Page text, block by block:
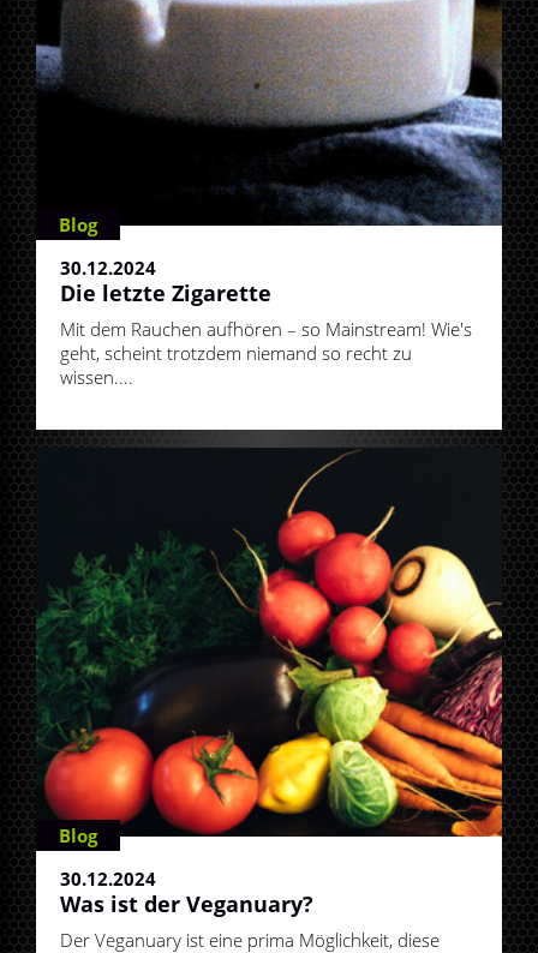
Blog
30.12.2024
Die letzte Zigarette
Mit dem Rauchen aufhören – so Mainstream! Wie's
geht, scheint trotzdem niemand so recht zu
wissen....
Blog
30.12.2024
Was ist der Veganuary?
Der Veganuary ist eine prima Möglichkeit, diese